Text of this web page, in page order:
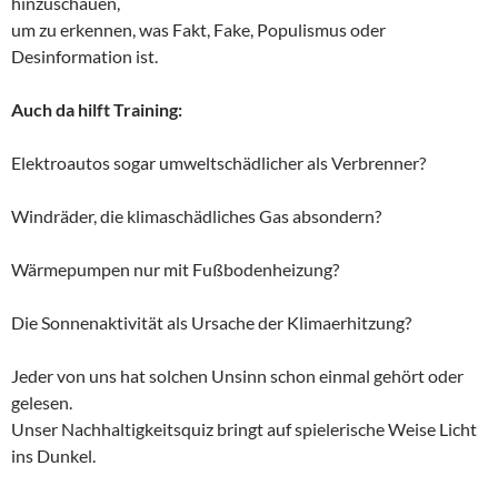
um zu erkennen, was Fakt, Fake, Populismus oder
Desinformation ist.
Auch da hilft Training:
Elektroautos sogar umweltschädlicher als Verbrenner?
Windräder, die klimaschädliches Gas absondern?
Wärmepumpen nur mit Fußbodenheizung?
Die Sonnenaktivität als Ursache der Klimaerhitzung?
Jeder von uns hat solchen Unsinn schon einmal gehört oder
gelesen.
Unser Nachhaltigkeitsquiz bringt auf spielerische Weise Licht
ins Dunkel.